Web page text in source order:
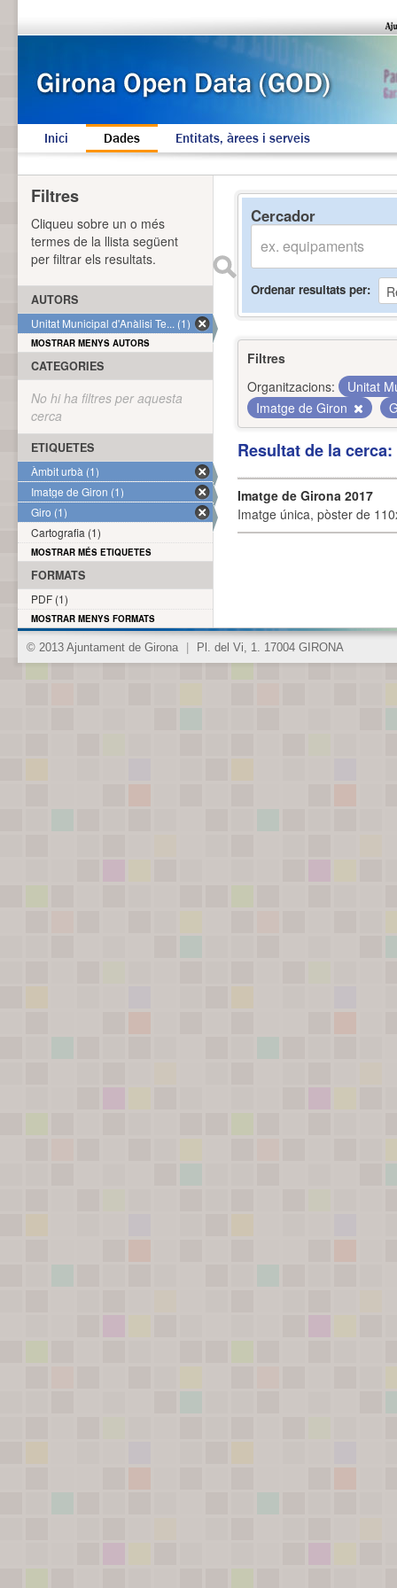
Inici Dades Entitats, àrees i serveis
Cercador
Ordenar resultats per
Filtres
Organitzacions:
Unitat
Imatge de Giron
Resultat de la
Imatge de Girona 2017
Imatge única, pòster de
Filtres
Cliqueu sobre un o més
termes de la llista següent
per filtrar els resultats.
AUTORS
Unitat Municipal d'Anàlisi Te... (1)
MOSTRAR MENYS AUTORS
CATEGORIES
No hi ha filtres per aquesta
cerca
ETIQUETES
Àmbit urbà (1)
Imatge de Giron (1)
Giro (1)
Cartografia (1)
MOSTRAR MÉS ETIQUETES
FORMATS
PDF (1)
MOSTRAR MENYS FORMATS
© 2013 Ajuntament de Girona Pl. del Vi, 1. 17004 GIRONA